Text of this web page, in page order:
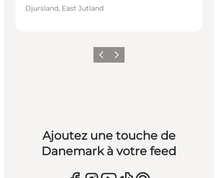
Djursland, East Jutland
PrécédentSuivant
Ajoutez une touche de
Danemark à votre feed